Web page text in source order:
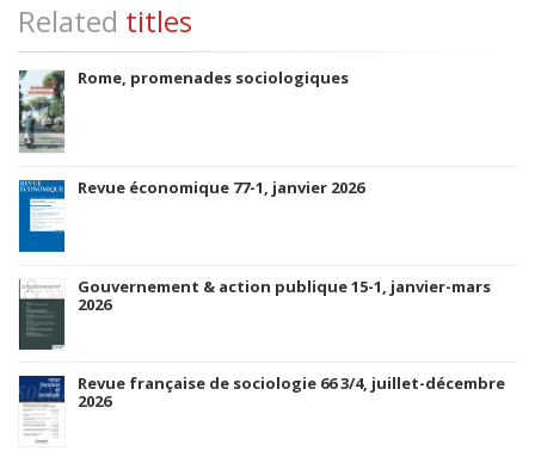
Related titles
Rome, promenades sociologiques
Revue économique 77-1, janvier 2026
Gouvernement & action publique 15-1, janvier-mars
2026
Revue française de sociologie 66 3/4, juillet-décembre
2026